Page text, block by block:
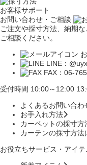
お客様サポート
お問い合わせ・ご相談
ご注文や採寸方法、納期
ご相談ください。
LINE：
FAX：06-
受付時間 10:00～12:00
よくあるお問い合わ
お手入れ方法
カーペットの採寸方
カーテンの採寸方法
お役立ちサービス・アイテ